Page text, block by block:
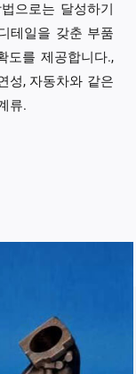
으로는 달성하기
테일을 갖춘 부품
도를 제공합니다.,
성, 자동차와 같은
류.